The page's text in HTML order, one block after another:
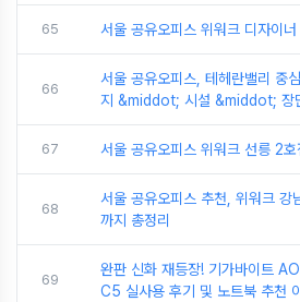
65 서울 공유오피스 위워크 디자이너
66
서울 공유오피스, 테헤란밸리 중
지 &middot; 시설 &middot; 장
67 서울 공유오피스 위워크 선릉 2호
68
서울 공유오피스 추천, 위워크 강
까지 총정리
69
완판 신화 재등장! 기가바이트
C5 실사용 후기 및 노트북 추천